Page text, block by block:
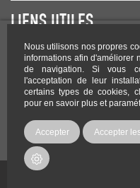
Nous utilisons nos propres
informations afin d'améliorer
de navigation. Si vous
l'acceptation de leur
certains types de cookies,
pour en savoir plus et
Accepter Accepter
LIENS UTILES
NEWSLETTER